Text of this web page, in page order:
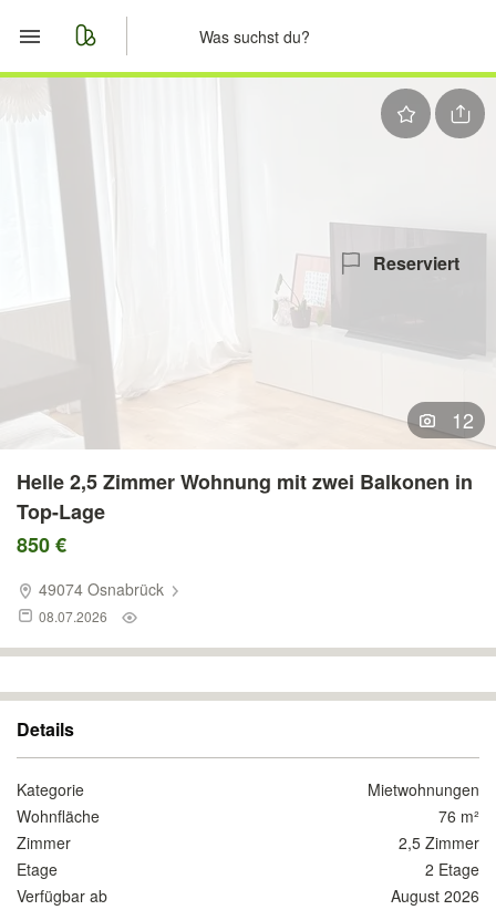
Merkliste
Nachrichten
Anzeige aufgeben
Reserviert
12
Helle 2,5 Zimmer Wohnung mit zwei Balkonen in
Top-Lage
850 €
49074 Osnabrück
08.07.2026
Details
Kategorie
Mietwohnungen
Wohnfläche
76 m²
Zimmer
2,5 Zimmer
Etage
2 Etage
Verfügbar ab
August 2026